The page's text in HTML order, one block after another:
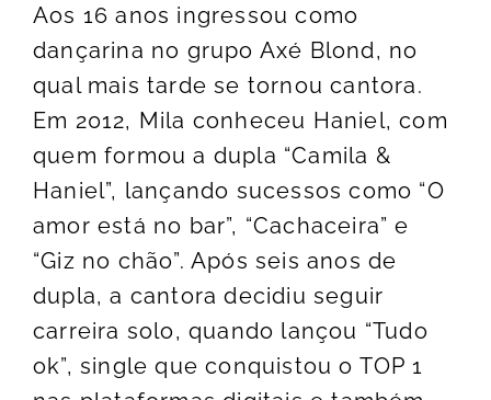
Aos 16 anos ingressou como
dançarina no grupo Axé Blond, no
qual mais tarde se tornou cantora.
Em 2012, Mila conheceu Haniel, com
quem formou a dupla “Camila &
Haniel”, lançando sucessos como “O
amor está no bar”, “Cachaceira” e
“Giz no chão”. Após seis anos de
dupla, a cantora decidiu seguir
carreira solo, quando lançou “Tudo
ok”, single que conquistou o TOP 1